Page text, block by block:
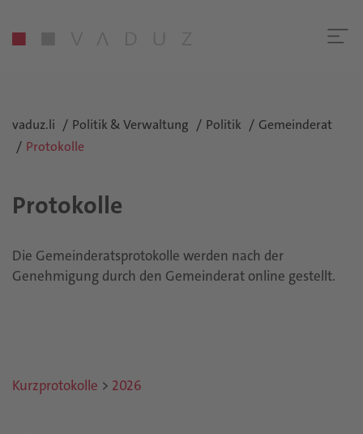
vaduz.li Politik & Verwaltung Politik
Gemeinderat
Protokolle
Protokolle
Die Gemeinderatsprotokolle werden nach der
Genehmigung durch den Gemeinderat online gestellt.
Kurzprotokolle > 2026